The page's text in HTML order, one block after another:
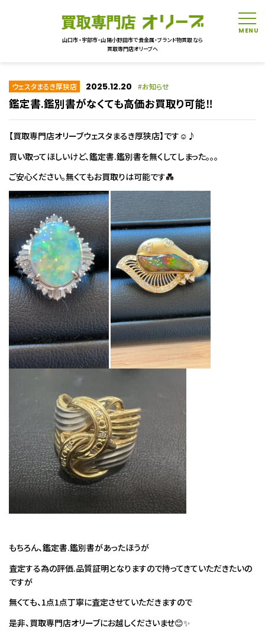
山口市・宇部市・山陽小野田市で貴金属・ブランド物買取なら
買取専門店オリーブへ
ウェスタまるき厚狭店 2025.12.20 お知らせ
鑑定書.鑑別書がなくても高価お買取り可能‼
【買取専門店オリーブウェスタまるき厚狭店】です☺♪
買い取ってほしいけど、鑑定書.鑑別書を無くしてしまった。。。
ご安心ください。無くてもお買取りは可能です💑
もちろん、鑑定書.鑑別書があったほうが
査定する為の評価.品質証明となりますので持ってきていただきたいの
ですが
無くても、1点1点丁寧に査定させていただきますので
是非、買取専門店オリーブにお越しくださいませ😊✨